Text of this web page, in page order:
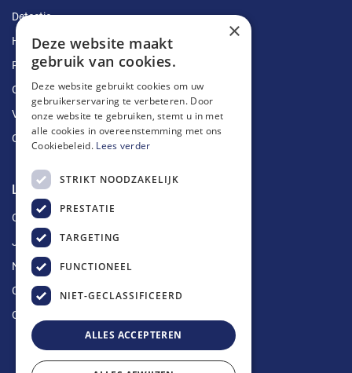
Detectie
Herstellingen
Ruimingen
Ontstoppingen
Vetputten
Ontkalking
Longin Service
Over ons
Jobs
Nieuws
Contact
Offerte aanvragen
×
Deze website maakt
gebruik van cookies.
Deze website gebruikt cookies om uw
gebruikerservaring te verbeteren. Door
onze website te gebruiken, stemt u in met
alle cookies in overeenstemming met ons
Cookiebeleid. Lees verder
STRIKT NOODZAKELIJK
PRESTATIE
TARGETING
FUNCTIONEEL
NIET-GECLASSIFICEERD
ALLES ACCEPTEREN